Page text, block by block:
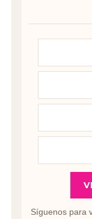
Síguenos para